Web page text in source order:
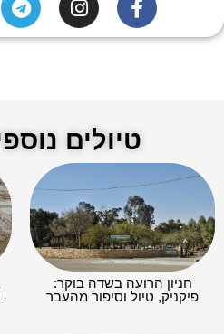
טיולים
חניון הרועה בשדה בוקר:
פיקניק, טיול וסיפור מהעבר